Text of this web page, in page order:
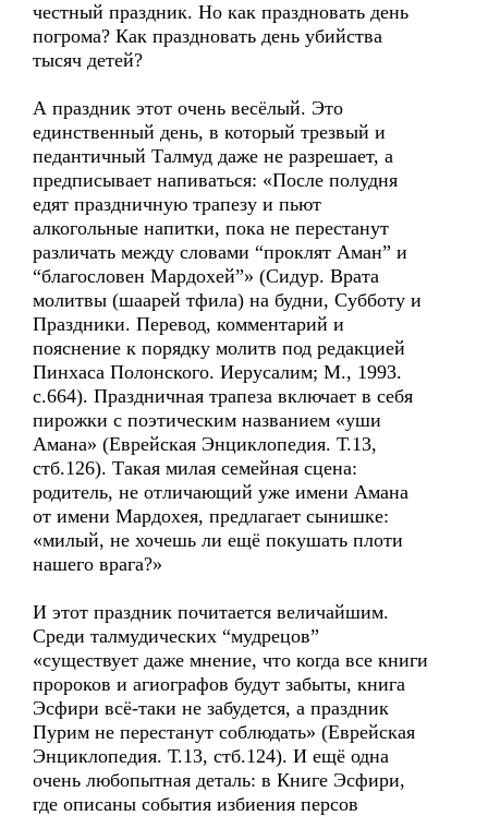
честный праздник. Но как праздновать день
погрома? Как праздновать день убийства
тысяч детей?
А праздник этот очень весёлый. Это
единственный день, в который трезвый и
педантичный Талмуд даже не разрешает, а
предписывает напиваться: «После полудня
едят праздничную трапезу и пьют
алкогольные напитки, пока не перестанут
различать между словами “проклят Аман” и
“благословен Мардохей”» (Сидур. Врата
молитвы (шаарей тфила) на будни, Субботу и
Праздники. Перевод, комментарий и
пояснение к порядку молитв под редакцией
Пинхаса Полонского. Иерусалим; М., 1993.
с.664). Праздничная трапеза включает в себя
пирожки с поэтическим названием «уши
Амана» (Еврейская Энциклопедия. Т.13,
стб.126). Такая милая семейная сцена:
родитель, не отличающий уже имени Амана
от имени Мардохея, предлагает сынишке:
«милый, не хочешь ли ещё покушать плоти
нашего врага?»
И этот праздник почитается величайшим.
Среди талмудических “мудрецов”
«существует даже мнение, что когда все книги
пророков и агиографов будут забыты, книга
Эсфири всё-таки не забудется, а праздник
Пурим не перестанут соблюдать» (Еврейская
Энциклопедия. Т.13, стб.124). И ещё одна
очень любопытная деталь: в Книге Эсфири,
где описаны события избиения персов